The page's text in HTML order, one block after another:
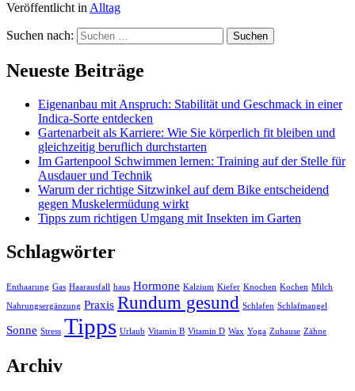
Veröffentlicht in Alltag
Suchen nach:
Neueste Beiträge
Eigenanbau mit Anspruch: Stabilität und Geschmack in einer
Indica-Sorte entdecken
Gartenarbeit als Karriere: Wie Sie körperlich fit bleiben und
gleichzeitig beruflich durchstarten
Im Gartenpool Schwimmen lernen: Training auf der Stelle für
Ausdauer und Technik
Warum der richtige Sitzwinkel auf dem Bike entscheidend
gegen Muskelermüdung wirkt
Tipps zum richtigen Umgang mit Insekten im Garten
Schlagwörter
Enthaarung Gas Haarausfall haus Hormone Kalzium Kiefer Knochen Kochen Milch
Nahrungsergänzung Praxis Rundum gesund Schlafen Schlafmangel
Sonne Stress Tipps Urlaub Vitamin B Vitamin D Wax Yoga Zuhause Zähne
Archiv